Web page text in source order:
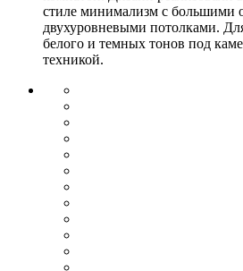
стиле минимализм с большими
двухуровневыми потолками.
белого и темных тонов под
техникой.